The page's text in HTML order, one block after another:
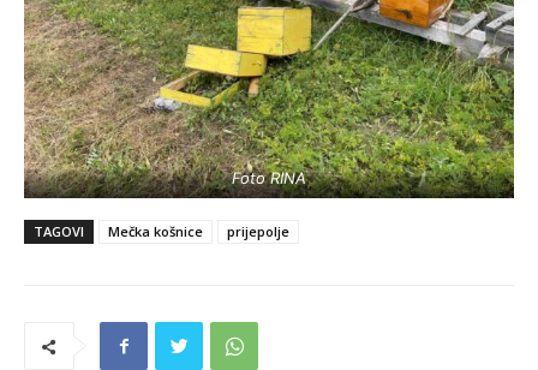
Foto RINA
TAGOVI Mečka košnice prijepolje